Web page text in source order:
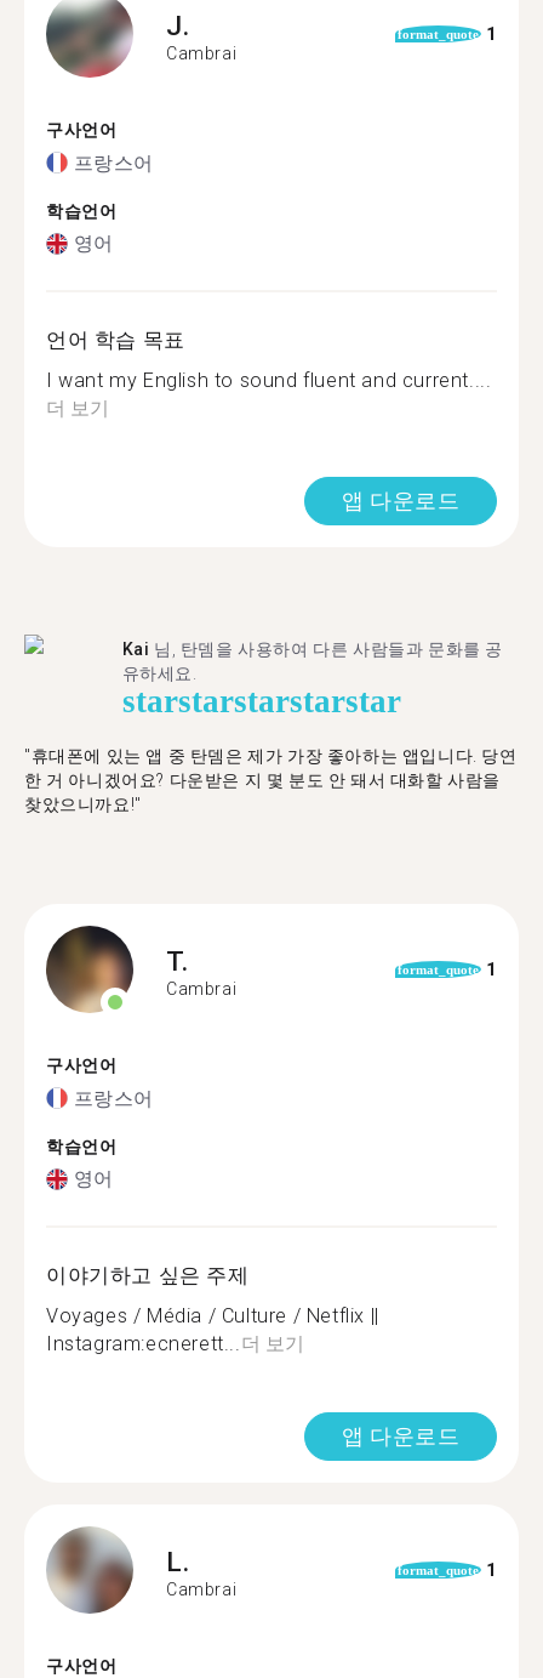
J.
Cambrai
format_quote 1
구사언어
프랑스어
학습언어
영어
언어 학습 목표
I want my English to sound fluent and current....
더 보기
앱 다운로드
Kai 님, 탄뎀을 사용하여 다른 사람들과 문화를 공
유하세요.
starstarstarstarstar
"휴대폰에 있는 앱 중 탄뎀은 제가 가장 좋아하는 앱입니다. 당연
한 거 아니겠어요? 다운받은 지 몇 분도 안 돼서 대화할 사람을
찾았으니까요!"
T.
Cambrai
format_quote 1
구사언어
프랑스어
학습언어
영어
이야기하고 싶은 주제
Voyages / Média / Culture / Netflix ||
Instagram:ecnerett...더 보기
앱 다운로드
L.
Cambrai
format_quote 1
구사언어